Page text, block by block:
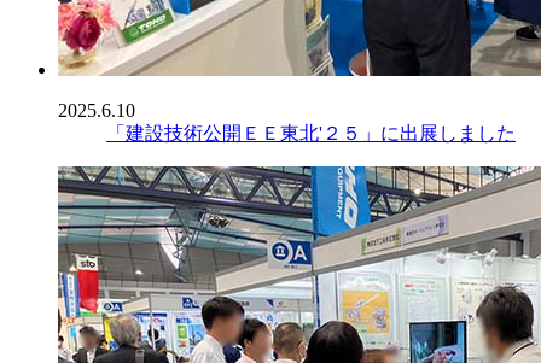
2025.6.10
「建設技術公開ＥＥ東北'２５」に出展しました